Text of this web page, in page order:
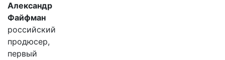
Александр
Файфман
российский
продюсер,
первый